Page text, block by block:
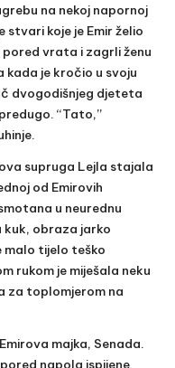
na nekoj napornoj
stvari koje je Emir želio
vrata i zagrli ženu
kada je kročio u svoju
dvogodišnjeg djeteta
“Tato,”
supruga Lejla stajala
od Emirovih
u neurednu
kuk, obraza jarko
malo tijelo teško
rukom je miješala neku
za toplomjerom na
majka, Senada.
napola ispijene